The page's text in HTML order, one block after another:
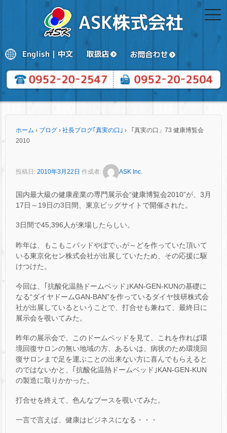
ホーム › ブログ › 社長ブログ｢真実の口｣ ›
「真実の口」73 健康博覧会
2010
投稿日: 2010年3月22日 作成者: ASK Inc.
国内最大級の健康産業の専門展示会“健康博覧会2010”が、3月
17日～19日の3日間、東京ビッグサイトで開催された。
3日間で45,396人が来場したらしい。
昨年は、もこもこパッドやぼでぃが～どを作っていた頂いて
いる東京化セン株式会社が出展していたため、その応援に駆
けつけた。
今回は、｢抗酸化温熱ドームベッド｣KAN-GEN-KUNの基礎に
なる“ダイヤドームGAN-BAN”を作っているダイヤ技研株式会
社が出展しているということで、打合せも兼ねて、最終日に
展示会を覗いてみた。
昨年の展示会で、このドームベッドを見て、これを作れば環
境回復サロンの無い地域の方、あるいは、病状のため環境回
復サロンまで足を運ぶことの出来ない方に喜んでもらえると
のではないかと、｢抗酸化温熱ドームベッド｣KAN-GEN-KUN
の製造に取りかかった。
打合せを終えて、色んなブースを覗いてみた。
一言で言えば、健康はビジネスになる・・・